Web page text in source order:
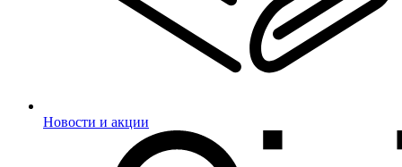
Новости и акции